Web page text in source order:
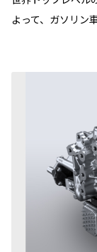
よって、ガソリン